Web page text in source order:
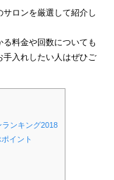
ロンを厳選して紹介し
料金や回数についても
入れしたい人はぜひご
ンキング2018
イント